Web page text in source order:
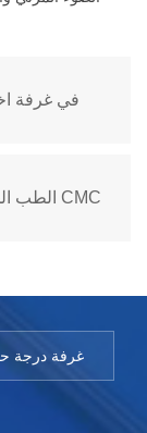
غرفة درجة